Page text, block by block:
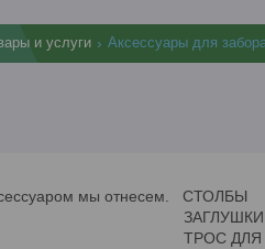
и услуги Аксессуары для
мы отнесем. СТОЛБЫ
ДЛЯ